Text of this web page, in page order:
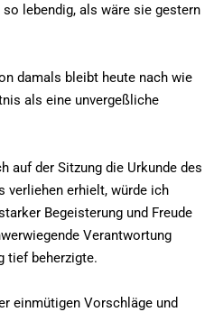
lebendig, als wäre sie gestern
damals bleibt heute nach wie
als eine unvergeßliche
auf der Sitzung die Urkunde des
verliehen erhielt, würde ich
Begeisterung und Freude
Verantwortung
tief beherzigte.
einmütigen Vorschläge und